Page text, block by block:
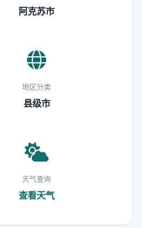
阿克苏市
地区分类
县级市
天气查询
查看天气